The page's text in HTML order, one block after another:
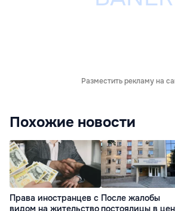
Разместить рекламу на
Похожие новости
Права иностранцев с После жалобы